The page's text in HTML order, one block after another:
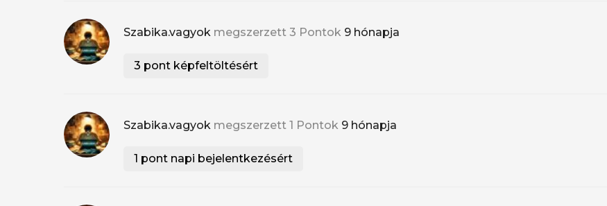
Szabika.vagyok megszerzett 3 Pontok 9 hónapja
3 pont képfeltöltésért
Szabika.vagyok megszerzett 1 Pontok 9 hónapja
1 pont napi bejelentkezésért